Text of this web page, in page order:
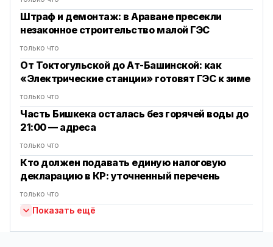
Штраф и демонтаж: в Араване пресекли
незаконное строительство малой ГЭС
только что
От Токтогульской до Ат-Башинской: как
«Электрические станции» готовят ГЭС к зиме
только что
Часть Бишкека осталась без горячей воды до
21:00 — адреса
только что
Кто должен подавать единую налоговую
декларацию в КР: уточненный перечень
только что
Показать ещё